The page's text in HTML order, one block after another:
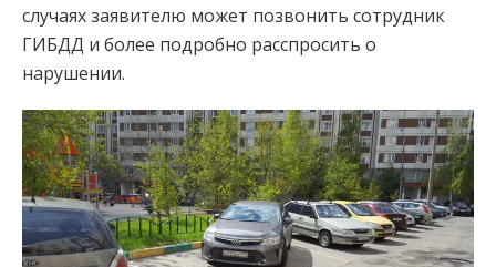
случаях заявителю может позвонить сотрудник
ГИБДД и более подробно расспросить о
нарушении.